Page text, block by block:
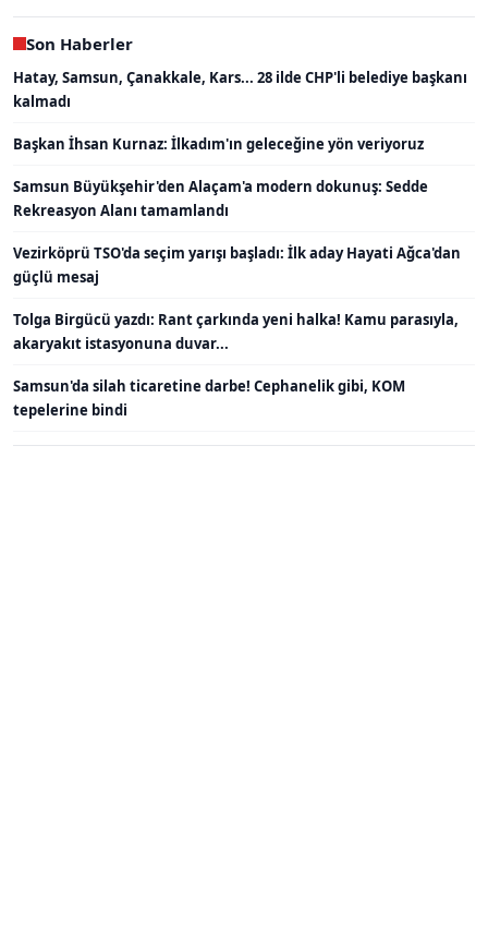
Son Haberler
Hatay, Samsun, Çanakkale, Kars... 28 ilde CHP'li belediye başkanı
kalmadı
Başkan İhsan Kurnaz: İlkadım'ın geleceğine yön veriyoruz
Samsun Büyükşehir'den Alaçam'a modern dokunuş: Sedde
Rekreasyon Alanı tamamlandı
Vezirköprü TSO'da seçim yarışı başladı: İlk aday Hayati Ağca'dan
güçlü mesaj
Tolga Birgücü yazdı: Rant çarkında yeni halka! Kamu parasıyla,
akaryakıt istasyonuna duvar...
Samsun'da silah ticaretine darbe! Cephanelik gibi, KOM
tepelerine bindi